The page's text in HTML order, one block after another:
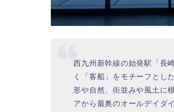
西九州新幹線の始発駅「長
く「客船」をモチーフとし
形や自然、街並みや風土に
アから最奥のオールデイダ